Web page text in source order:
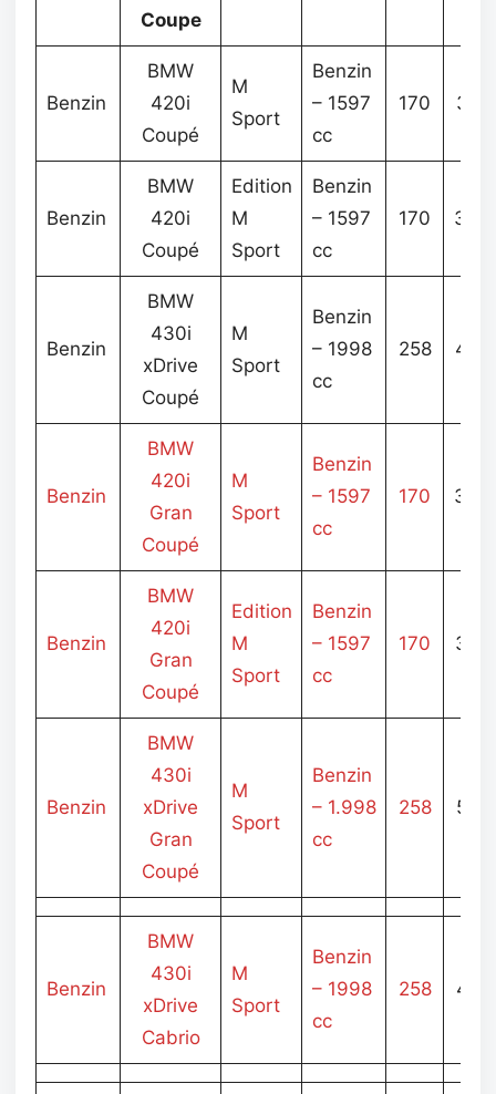
Coupe
Benzin
BMW
420i
Coupé
M
Sport
Benzin
– 1597
cc
170
Benzin
BMW
420i
Coupé
Edition
M
Sport
Benzin
– 1597
cc
170
Benzin
BMW
430i
xDrive
Coupé
M
Sport
Benzin
– 1998
cc
258
Benzin
BMW
420i
Gran
Coupé
M
Sport
Benzin
– 1597
cc
170
Benzin
BMW
420i
Gran
Coupé
Edition
M
Sport
Benzin
– 1597
cc
170
Benzin
BMW
430i
xDrive
Gran
Coupé
M
Sport
Benzin
– 1.998
cc
258
Benzin
BMW
430i
xDrive
Cabrio
M
Sport
Benzin
– 1998
cc
258